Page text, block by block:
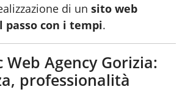
di un sito web
passo con i tempi.
Agency Gorizia:
professionalità